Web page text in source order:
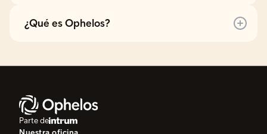
¿Qué es Ophelos?
Parte de